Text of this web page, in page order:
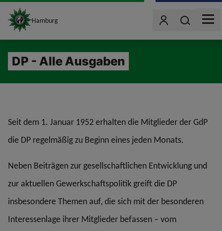
site_logo
Hamburg BenutzerWonach
MENU
DP - Alle Ausgaben
Seit dem 1. Januar 1952 erhalten die Mitglieder der GdP
die DP regelmäßig zu Beginn eines jeden Monats.
Neben Beiträgen zur gesellschaftlichen Entwicklung und
zur aktuellen Gewerkschaftspolitik greift die DP
insbesondere Themen auf, die sich mit der besonderen
Interessenlage ihrer Mitglieder befassen – vom